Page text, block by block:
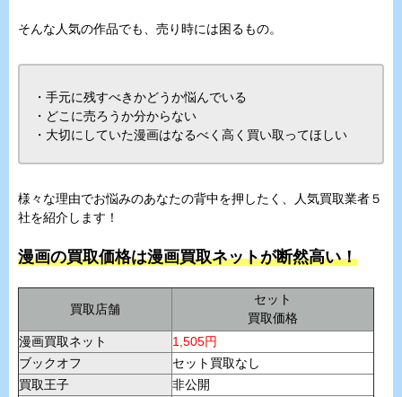
そんな人気の作品でも、売り時には困るもの。
・手元に残すべきかどうか悩んでいる
・どこに売ろうか分からない
・大切にしていた漫画はなるべく高く買い取ってほしい
様々な理由でお悩みのあなたの背中を押したく、人気買取業者５
社を紹介します！
漫画の買取価格は漫画買取ネットが断然高い！
買取店舗
セット
買取価格
漫画買取ネット
1,505円
ブックオフ
セット買取なし
買取王子
非公開